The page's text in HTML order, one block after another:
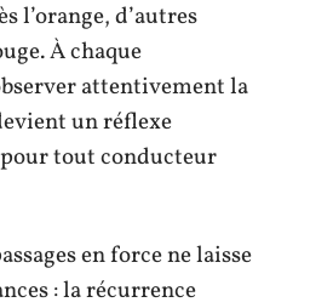
l’orange, d’autres
À chaque
attentivement la
un réflexe
tout conducteur
en force ne laisse
: la récurrence